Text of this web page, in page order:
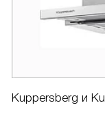
Kuppersberg и